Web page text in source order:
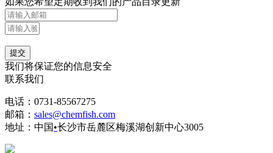
提交
我们将保证您的信息安全
联系我们
电话：0731-85567275
邮箱： sales@chemfish.com
地址：中国•长沙市岳麓区梅溪湖创新中心3005